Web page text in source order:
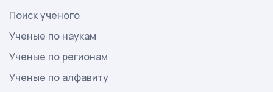
Поиск ученого
Ученые по наукам
Ученые по регионам
Ученые по алфавиту